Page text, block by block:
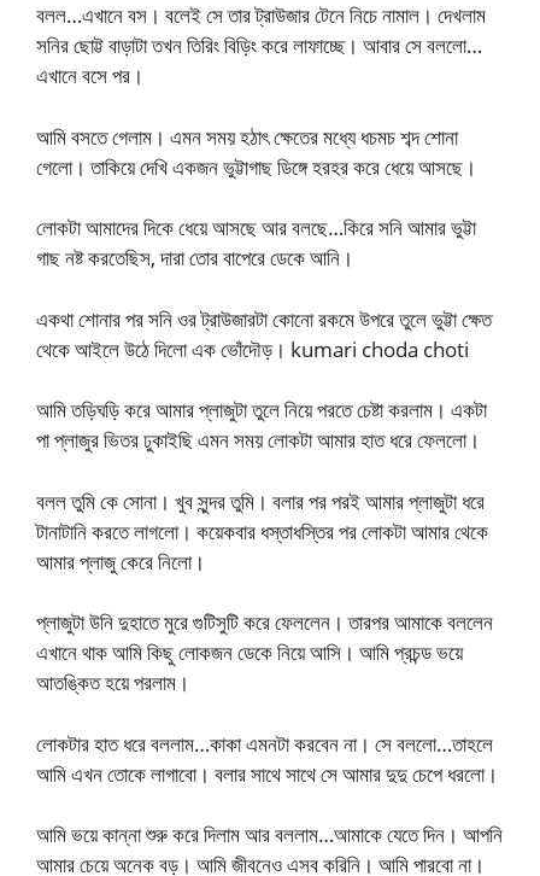
বলল…এখানে বস। বলেই সে তার ট্রাউজার টেনে নিচে নামাল। দেখলাম
সনির ছোট্ট বাড়াটা তখন তিরিং বিড়িং করে লাফাচ্ছে। আবার সে বললো…
এখানে বসে পর।
আমি বসতে গেলাম। এমন সময় হঠাৎ ক্ষেতের মধ্যে ধচমচ শব্দ শোনা
গেলো। তাকিয়ে দেখি একজন ভুট্টাগাছ ডিঙ্গে হরহর করে ধেয়ে আসছে।
লোকটা আমাদের দিকে ধেয়ে আসছে আর বলছে…কিরে সনি আমার ভুট্টা
গাছ নষ্ট করতেছিস, দারা তোর বাপেরে ডেকে আনি।
একথা শোনার পর সনি ওর ট্রাউজারটা কোনো রকমে উপরে তুলে ভুট্টা ক্ষেত
থেকে আইলে উঠে দিলো এক ভোঁদৌড়। kumari choda choti
আমি তড়িঘড়ি করে আমার প্লাজুটা তুলে নিয়ে পরতে চেষ্টা করলাম। একটা
পা প্লাজুর ভিতর ঢুকাইছি এমন সময় লোকটা আমার হাত ধরে ফেললো।
বলল তুমি কে সোনা। খুব সুন্দর তুমি। বলার পর পরই আমার প্লাজুটা ধরে
টানাটানি করতে লাগলো। কয়েকবার ধস্তাধস্তির পর লোকটা আমার থেকে
আমার প্লাজু কেরে নিলো।
প্লাজুটা উনি দুহাতে মুরে গুটিসুটি করে ফেললেন। তারপর আমাকে বললেন
এখানে থাক আমি কিছু লোকজন ডেকে নিয়ে আসি। আমি প্রচন্ড ভয়ে
আতঙ্কিত হয়ে পরলাম।
লোকটার হাত ধরে বললাম…কাকা এমনটা করবেন না। সে বললো…তাহলে
আমি এখন তোকে লাগাবো। বলার সাথে সাথে সে আমার দুদু চেপে ধরলো।
আমি ভয়ে কান্না শুরু করে দিলাম আর বললাম…আমাকে যেতে দিন। আপনি
আমার চেয়ে অনেক বড়। আমি জীবনেও এসব করিনি। আমি পারবো না।